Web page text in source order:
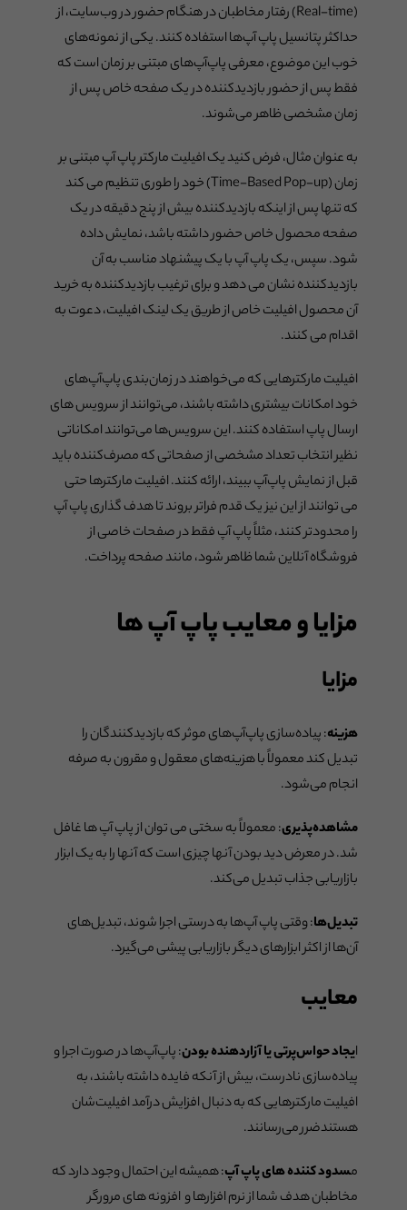
(Real-time) رفتار مخاطبان در هنگام حضور در وب‌سایت، از
حداکثر پتانسیل پاپ آپ‌ها استفاده کنند. یکی از نمونه‌های
خوب این موضوع، معرفی پاپ‌آپ‌های مبتنی بر زمان است که
فقط پس از حضور بازدیدکننده در یک صفحه خاص پس از
زمان مشخصی ظاهر می‌شوند.
به عنوان مثال، فرض کنید یک افیلیت مارکتر پاپ آپ مبتنی بر
زمان (Time-Based Pop-up) خود را طوری تنظیم می کند
که تنها پس از اینکه بازدیدکننده بیش از پنج دقیقه در یک
صفحه محصول خاص حضور داشته باشد، نمایش داده
شود. سپس، یک پاپ آپ با یک پیشنهاد مناسب به آن
بازدیدکننده نشان می دهد و برای ترغیب بازدیدکننده به خرید
آن محصول افیلیت خاص از طریق یک لینک افیلیت، دعوت به
اقدام می کنند.
افیلیت مارکترهایی که می‌خواهند در زمان‌بندی پاپ‌آپ‌های
خود امکانات بیشتری داشته باشند، می‌توانند از سرویس های
ارسال پاپ استفاده کنند. این سرویس‌ها می‌توانند امکاناتی
نظیر انتخاب تعداد مشخصی از صفحاتی که مصرف‌کننده باید
قبل از نمایش پاپ‌آپ ببیند، ارائه کنند. افیلیت مارکترها حتی
می توانند از این نیز یک قدم فراتر بروند تا هدف گذاری پاپ آپ
را محدودتر کنند، مثلاً پاپ آپ فقط در صفحات خاصی از
فروشگاه آنلاین شما ظاهر شود، مانند صفحه پرداخت.
مزایا و معایب پاپ آپ ها
مزایا
هزینه: پیاده‌سازی پاپ‌آپ‌های موثر که بازدیدکنندگان را
تبدیل کند معمولاً با هزینه‌های معقول و مقرون به صرفه
انجام می‌شود.
مشاهده‌پذیری: معمولاً به سختی می توان از پاپ آپ ها غافل
شد. در معرض دید بودن آنها چیزی است که آنها را به یک ابزار
بازاریابی جذاب تبدیل می‌کند.
تبدیل‌ها: وقتی پاپ آپ‌ها به درستی اجرا شوند، تبدیل‌های
آن‌ها از اکثر ابزارهای دیگر بازاریابی پیشی می‌گیرد.
معایب
ایجاد حواس‌پرتی یا آزاردهنده بودن: پاپ‌آپ‌ها در صورت اجرا و
پیاده‌سازی نادرست، بیش از آنکه فایده داشته باشند، به
افیلیت مارکترهایی که به دنبال افزایش درآمد افیلیت‌شان
هستندضرر می‌رسانند.
مسدود کننده های پاپ آپ: همیشه این احتمال وجود دارد که
مخاطبان هدف شما از نرم افزارها و افزونه های مرورگر